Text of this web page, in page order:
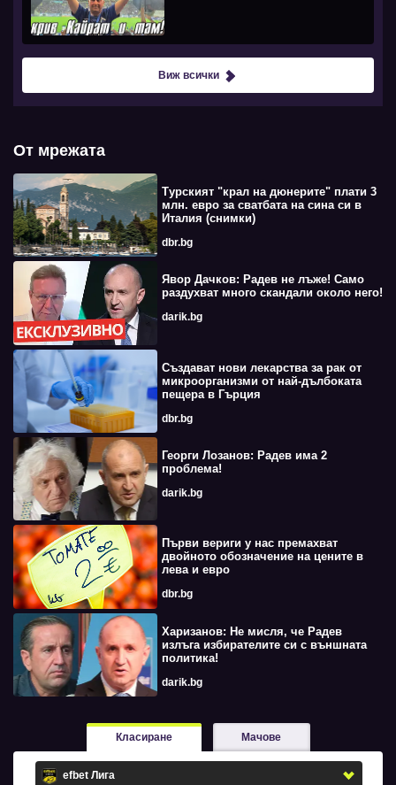
Виж всички
От мрежата
Турският "крал на дюнерите" плати 3
млн. евро за сватбата на сина си в
Италия (снимки)
dbr.bg
Явор Дачков: Радев не лъже! Само
раздухват много скандали около него!
darik.bg
Създават нови лекарства за рак от
микроорганизми от най-дълбоката
пещера в Гърция
dbr.bg
Георги Лозанов: Радев има 2
проблема!
darik.bg
Първи вериги у нас премахват
двойното обозначение на цените в
лева и евро
dbr.bg
Харизанов: Не мисля, че Радев
излъга избирателите си с външната
политика!
darik.bg
Класиране Мачове